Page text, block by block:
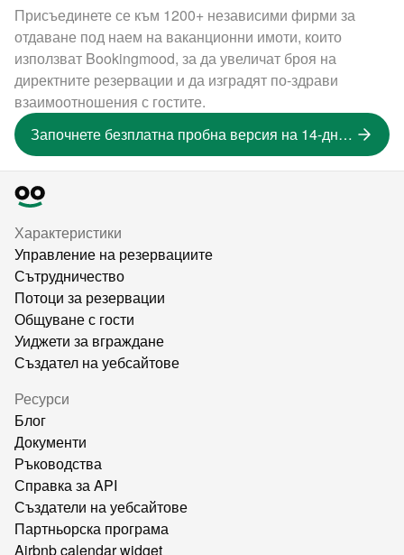
Присъединете се към 1200+ независими фирми за
отдаване под наем на ваканционни имоти, които
използват Bookingmood, за да увеличат броя на
директните резервации и да изградят по-здрави
взаимоотношения с гостите.
Започнете безплатна пробна версия на 14-дневна версия
Характеристики
Управление на резервациите
Сътрудничество
Потоци за резервации
Общуване с гости
Уиджети за вграждане
Създател на уебсайтове
Ресурси
Блог
Документи
Ръководства
Справка за API
Създатели на уебсайтове
Партньорска програма
Airbnb calendar widget